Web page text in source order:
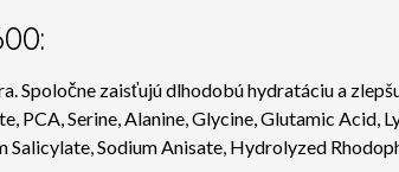
Spoločne zaisťujú dlhodobú hydratáciu a
PCA, Serine, Alanine, Glycine, Glutamic
Salicylate, Sodium Anisate, Hydrolyzed